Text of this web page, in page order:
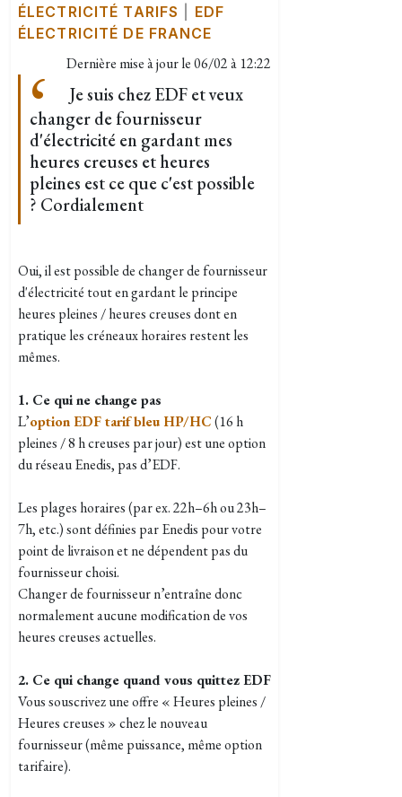
ÉLECTRICITÉ TARIFS
EDF
ÉLECTRICITÉ DE FRANCE
Dernière mise à jour le06/02 à 12:22
Je suis chez EDF et veux
changer de fournisseur
d'électricité en gardant mes
heures creuses et heures
pleines est ce que c'est possible
? Cordialement
Oui, il est possible de changer de fournisseur
d'électricité tout en gardant le principe
heures pleines / heures creuses dont en
pratique les créneaux horaires restent les
mêmes.
1. Ce qui ne change pas
L’option EDF tarif bleu HP/HC(16 h
pleines / 8 h creuses par jour) est une option
du réseau Enedis, pas d’EDF.
Les plages horaires (par ex. 22h–6h ou 23h–
7h, etc.) sont définies par Enedis pour votre
point de livraison et ne dépendent pas du
fournisseur choisi.
Changer de fournisseur n’entraîne donc
normalement aucune modification de vos
heures creuses actuelles.
2. Ce qui change quand vous quittez EDF
Vous souscrivez une offre « Heures pleines /
Heures creuses » chez le nouveau
fournisseur (même puissance, même option
tarifaire).